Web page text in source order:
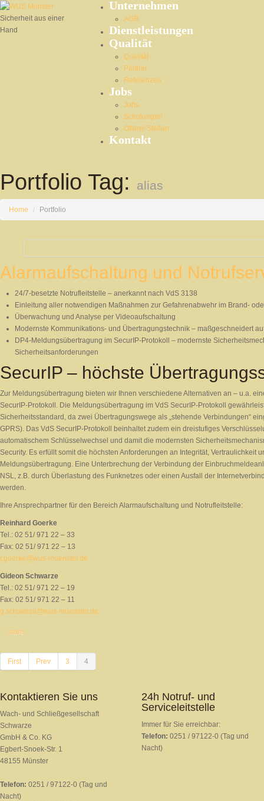
Sicherheit aus einer
Hand
Unternehmen
AGB
Dienstleistungen
Qualität
Qualität
Partner
Referenzen
Jobs
Jobs
Schulungen
Offene Stellen
Kontakt
Portfolio Tag: alias
Home / Portfolio
Alarmaufschaltung und
24/7-besetzte Notrufleitstelle – anerkannt nach VdS 3138
Einleitung aller notwendigen Maßnahmen zur Gefahrenabwehr im Brand-
Überwachung und Analyse per Videoaufschaltung
Modernste Kommunikations- und Übertragungstechnik – maßgeschneidert
DP4-Meldungsübertragung im SecurIP-Protokoll – modernste
Sicherheitsanforderungen
SecurIP – höchste
Zur Meldungsübertragung bieten wir Ihnen verschiedene Alternativen an – u.a.
SecurIP-Protokoll. Die Meldungsübertragung im VdS SecurIP-Protokoll
Sicherheitsstandard, da zwei Übertragungswege als „stehende Verbindungen“
GPRS). Das VdS SecurIP-Protokoll beinhaltet zudem ein dreistufiges
automatischem Schlüsselwechsel und damit die modernsten
Security. Es erfüllt somit die höchsten Anforderungen an Integrität, Vertraulichkeit
Meldungsübertragung. Eine Unterbrechung der Verbindung der
NSL, z.B. durch Überlastung des Funknetzes oder einen Ausfall der
werden.
Ihre Ansprechpartner für den Bereich Alarmaufschaltung und Notrufleitstelle:
Reinhard Goerke
Tel.: 02 51/ 971 22 – 33
Fax: 02 51/ 971 22 – 13
r.goerke@wus-muenster.de
Gideon Schwarze
Tel.: 02 51/ 971 22 – 19
Fax: 02 51/ 971 22 – 11
g.schwarze@wus-muenster.de
more
First Prev 3 4
Kontaktieren Sie uns
Wach- und Schließgesellschaft
Schwarze
GmbH & Co. KG
Egbert-Snoek-Str. 1
48155 Münster
Telefon: 0251 / 97122-0 (Tag und
Nacht)
24h Notruf- und
Serviceleitstelle
Immer für Sie erreichbar:
Telefon: 0251 / 97122-0 (Tag und
Nacht)